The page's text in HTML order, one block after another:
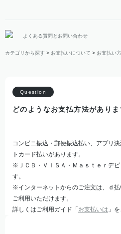
よくある質問とお問い合わせ
カテゴリから探す > お支払いについて > お支払い
どのようなお支払方法がありま
コンビニ振込・郵便振込払い、アプリ
トカード払いがあります。
※ＪＣＢ・ＶＩＳＡ・Ｍａｓｔｅｒデ
す。
※インターネットからのご注文は、ｄ
ご利用いただけます。
詳しくはご利用ガイド「 お支払いは 」